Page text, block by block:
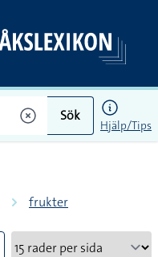
Sök
Hjälp/Tips
frukter